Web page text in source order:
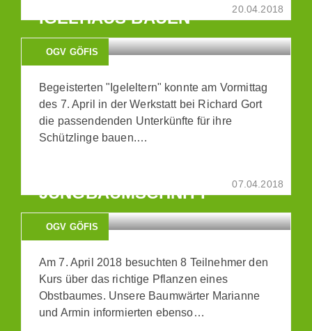
20.04.2018
IGELHAUS BAUEN
OGV GÖFIS
Begeisterten "Igeleltern" konnte am Vormittag
des 7. April in der Werkstatt bei Richard Gort
die passendenden Unterkünfte für ihre
Schützlinge bauen.…
07.04.2018
JUNGBAUMSCHNITT
OGV GÖFIS
Am 7. April 2018 besuchten 8 Teilnehmer den
Kurs über das richtige Pflanzen eines
Obstbaumes. Unsere Baumwärter Marianne
und Armin informierten ebenso…